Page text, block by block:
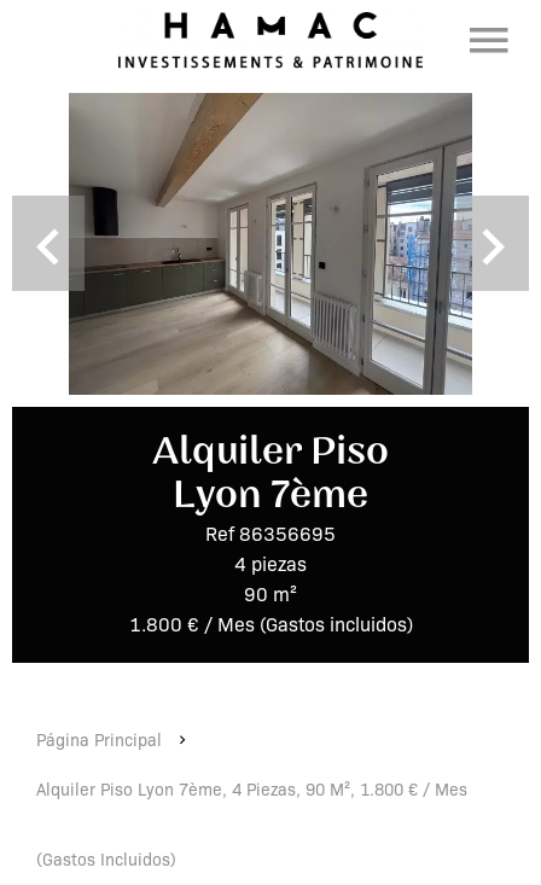
Alquiler Piso
Lyon 7ème
Ref 86356695
4 piezas
90 m²
1.800 € / Mes (Gastos incluidos)
Página Principal
Alquiler Piso Lyon 7ème, 4 Piezas, 90 M², 1.800 € / Mes
(Gastos Incluidos)